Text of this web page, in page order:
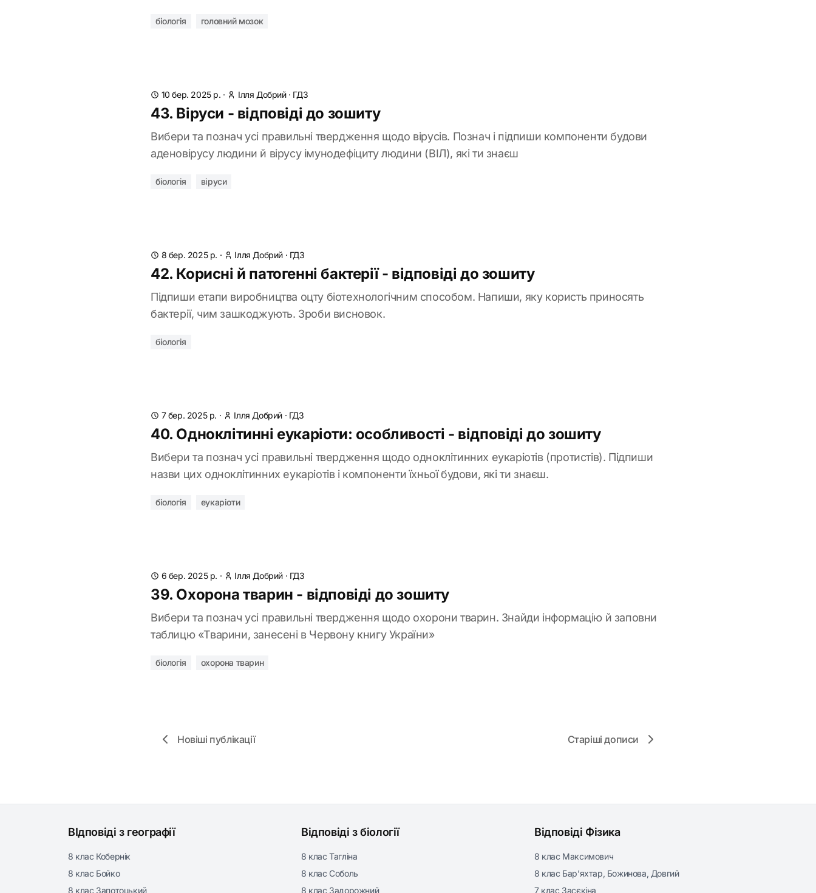
біологія головний мозок
10 бер. 2025 р. · Ілля Добрий· ГДЗ
43. Віруси - відповіді до зошиту
Вибери та познач усі правильні твердження щодо вірусів. Познач і підпиши компоненти будови
аденовірусу людини й вірусу імунодефіциту людини (ВІЛ), які ти знаєш
біологія віруси
8 бер. 2025 р. · Ілля Добрий · ГДЗ
42. Корисні й патогенні бактерії - відповіді до зошиту
Підпиши етапи виробництва оцту біотехнологічним способом. Напиши, яку користь приносять
бактерії, чим зашкоджують. Зроби висновок.
біологія
7 бер. 2025 р. · Ілля Добрий · ГДЗ
40. Одноклітинні еукаріоти: особливості - відповіді до зошиту
Вибери та познач усі правильні твердження щодо одноклітинних еукаріотів (протистів). Підпиши
назви цих одноклітинних еукаріотів і компоненти їхньої будови, які ти знаєш.
біологія еукаріоти
6 бер. 2025 р. · Ілля Добрий · ГДЗ
39. Охорона тварин - відповіді до зошиту
Вибери та познач усі правильні твердження щодо охорони тварин. Знайди інформацію й заповни
таблицю «Тварини, занесені в Червону книгу України»
біологія охорона тварин
Новіші публікації Старіші дописи
ВІдповіді з географії
8 клас Кобернік
8 клас Бойко
8 клас Запотоцький
Відповіді з біології
8 клас Тагліна
8 клас Соболь
8 клас Задорожний
Відповіді Фізика
8 клас Максимович
8 клас Бар’яхтар, Божинова, Довгий
7 клас Засєкіна